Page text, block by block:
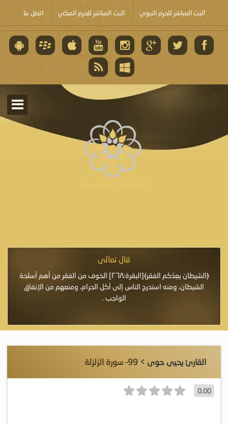
البث المباشر للحرم النبوي البث المباشر للحرم المكي اتصل بنا
قال تعالى
﴿الشيطان يعِدُكم الفقر﴾[البقرة:٢٦٨] الخوف من الفقر من أهم أسلحة
الشيطان، ومنه استدرج الناس إلى أكل الحرام، ومنعهم من الإنفاق
الواجب .
القارئ يحيى حوى > 99- سورة الزلزلة
0.00